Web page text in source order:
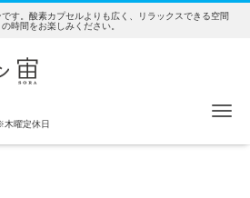
す。酸素カプセルよりも広く、リラックスできる空間
時間をお楽しみください。
曜定休日